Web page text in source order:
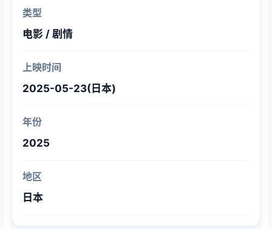
类型
电影 / 剧情
上映时间
2025-05-23(日本)
年份
2025
地区
日本